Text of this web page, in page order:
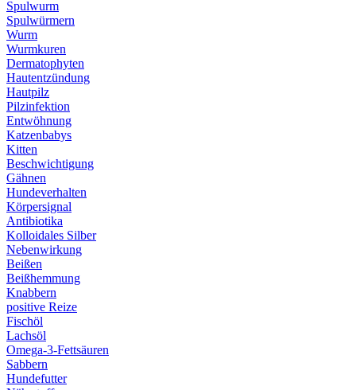
Spulwurm
Spulwürmern
Wurm
Wurmkuren
Dermatophyten
Hautentzündung
Hautpilz
Pilzinfektion
Entwöhnung
Katzenbabys
Kitten
Beschwichtigung
Gähnen
Hundeverhalten
Körpersignal
Antibiotika
Kolloidales Silber
Nebenwirkung
Beißen
Beißhemmung
Knabbern
positive Reize
Fischöl
Lachsöl
Omega-3-Fettsäuren
Sabbern
Hundefutter